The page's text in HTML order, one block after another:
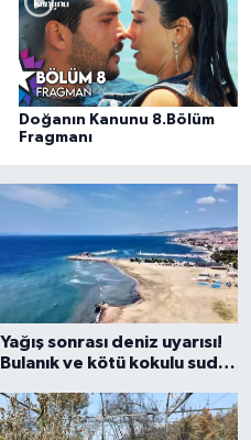
Doğanın Kanunu 8.Bölüm
Fragmanı
Yağış sonrası deniz uyarısı!
Bulanık ve kötü kokulu suda